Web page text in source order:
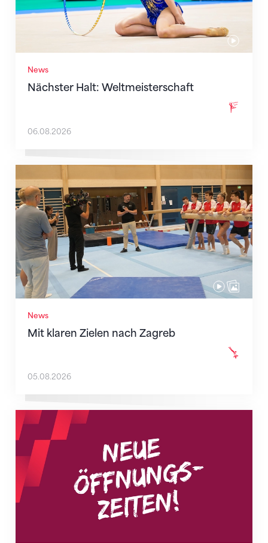
News
Nächster Halt: Weltmeisterschaft
06.08.2026
News
Mit klaren Zielen nach Zagreb
Mit klaren Zielen nach Zagreb
05.08.2026
Neue Empfangszeiten ab 1. August 2026